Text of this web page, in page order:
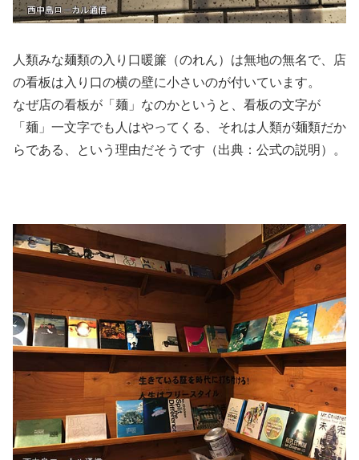
人類みな麺類の入り口暖簾（のれん）は無地の無名で、店
の看板は入り口の横の壁に小さいのが付いています。
なぜ店の看板が「麺」なのかというと、看板の文字が
「麺」一文字でも人はやってくる、それは人類が麺類だか
らである、という理由だそうです（出典：公式の説明）。